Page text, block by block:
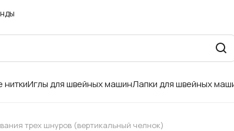
Иглы для швейных машинЛапки для швейных
трех шнуров (вертикальный челнок)